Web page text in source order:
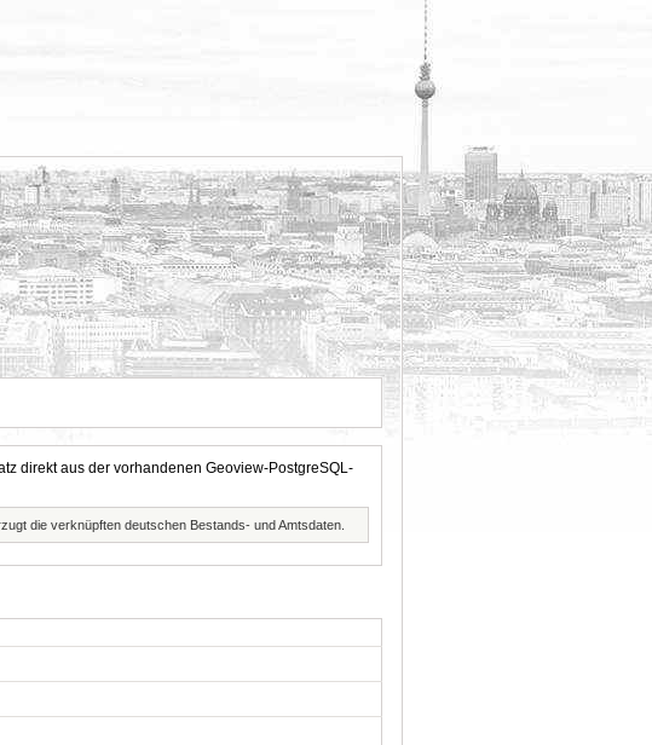
direkt aus der vorhandenen Geoview-PostgreSQL-
die verknüpften deutschen Bestands- und Amtsdaten.